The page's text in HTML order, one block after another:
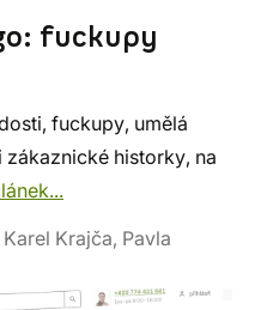
fuckupy
fuckupy, umělá
historky, na
Karel Krajča, Pavla